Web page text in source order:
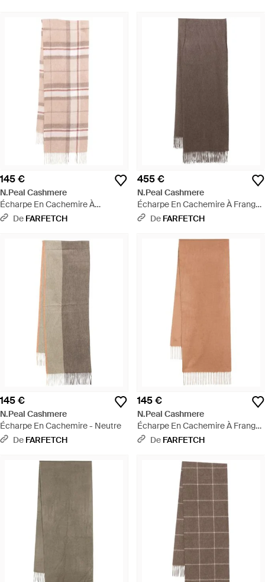
145 €
N.Peal Cashmere
Écharpe En Cachemire À
Carreaux - Rose
De FARFETCH
455 €
N.Peal Cashmere
Écharpe En Cachemire À Franges
- Marron
De FARFETCH
145 €
N.Peal Cashmere
Écharpe En Cachemire - Neutre
De FARFETCH
145 €
N.Peal Cashmere
Écharpe En Cachemire À Franges
- Marron
De FARFETCH